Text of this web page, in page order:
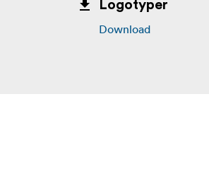
Logotyper
Download